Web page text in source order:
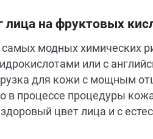
лица на фруктовых
модных химических
или с
для кожи с мощным
в процессе процедуры
цвет лица и с